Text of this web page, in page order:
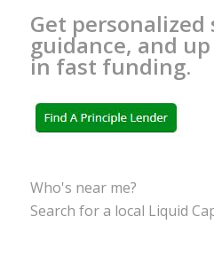
Get
guidance, and
in fast funding.
Who's near me?
Search for a local Liquid